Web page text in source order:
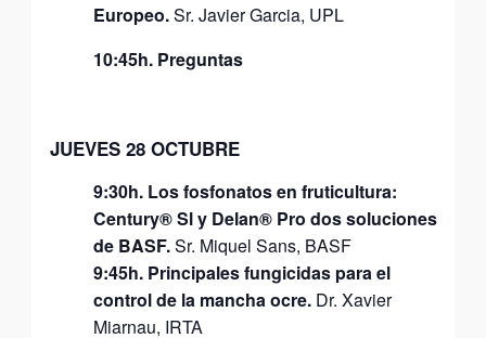
Europeo.Sr. Javier Garcia, UPL
10:45h. Preguntas
JUEVES 28 OCTUBRE
9:30h. Los fosfonatos en fruticultura:
Century® Sl y Delan® Pro dos soluciones
de BASF.Sr. Miquel Sans, BASF
9:45h. Principales fungicidas para el
control de la manchaocre. Dr. Xavier
Miarnau, IRTA